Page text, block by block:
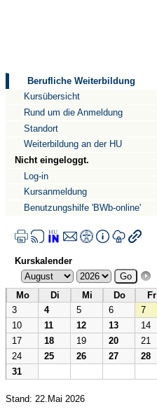
Berufliche Weiterbildung
Kursübersicht
Rund um die Anmeldung
Standort
Weiterbildung an der HU
Nicht eingeloggt.
Log-in
Kursanmeldung
Benutzungshilfe 'BWb-online'
Kurskalender
Mo Di Mi Do
Fr
3
4 5 6
7
10
11 12 13
14
17
18 19 20
21
24
25 26 27
28
31
Stand: 22.Mai 2026